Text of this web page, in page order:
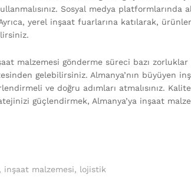
Sosyal medya platformlarında
Ayrıca, yerel inşaat fuarlarına katılarak,
malzemesi gönderme süreci bazı
gelebilirsiniz. Almanya’nın büyüyen
ve doğru adımları atmalısınız.
güçlendirmek, Almanya’ya inşaat
, inşaat malzemesi, lojistik